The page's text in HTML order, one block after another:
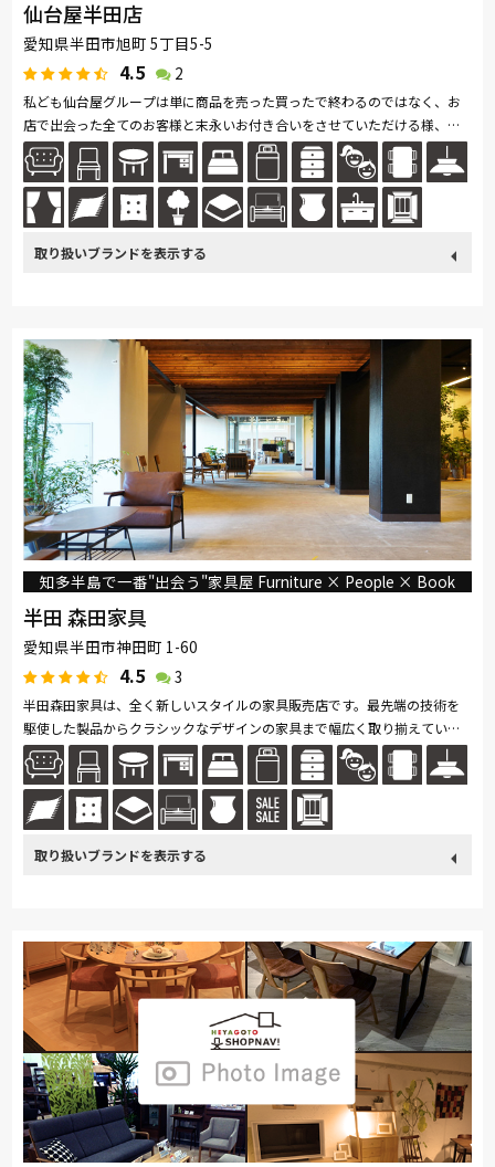
仙台屋半田店
愛知県半田市旭町 5丁目5-5
4.5 2
私ども仙台屋グループは単に商品を売った買ったで終わるのではなく、お
店で出会った全てのお客様と末永いお付き合いをさせていただける様、家
具・お仏檀・リフォーム・介護用品の販売からレンタルまで幅広く事業展
開...続きを読む
Sealy SIMMONS 浜本工芸 日本ベッド 冨士ファニチア
ナガノインテリア 綾野製作所 ドリームベッド
Stressless HTLワタリジャパン サンゲツ
マルニ木工 ligne-roset イバタインテリア 高野木工
大雪木工 旭川の家具 シラカワ
知多半島で一番"出会う"家具屋 Furniture × People × Book
半田 森田家具
愛知県半田市神田町 1-60
4.5 3
半田森田家具は、全く新しいスタイルの家具販売店です。最先端の技術を
駆使した製品からクラシックなデザインの家具まで幅広く取り揃えていま
す。BOOK&CAFEの空間でさまざまな家具を体験していただけます。お気に
入...続きを読む
飛騨の家具 Sealy SIMMONS 浜本工芸 日本ベッド
冨士ファニチア ナガノインテリア 綾野製作所 Stressless
MASTERWAL PARAMOUNT BED イバタインテリア
高野木工